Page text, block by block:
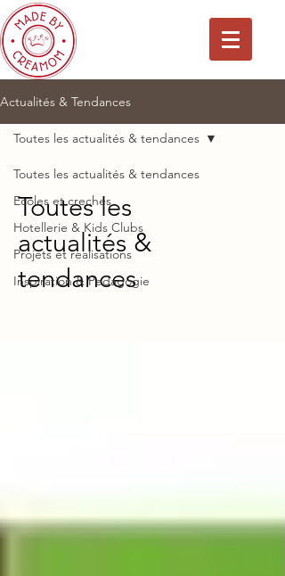
Actualités & Tendances
Toutes les actualités & tendances
Ecoles et creches
Hotellerie & Kids Clubs
Projets et realisations
Inspiration & Pedagogie
Toutes les actualités & tendances
Toutes les
actualités &
tendances